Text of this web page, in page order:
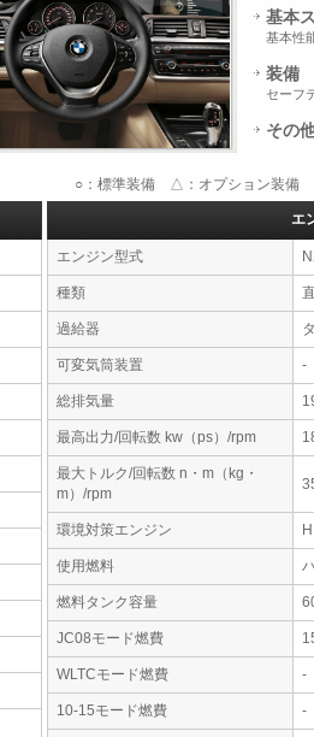
基本
基本性
装備
セーフ
その
○：標準装備 △：オプション装備 -
エ
エンジン型式
種類
過給器
可変気筒装置 -
総排気量
最高出力/回転数 kw（ps）/rpm
最大トルク/回転数 n・m（kg・
m）/rpm
環境対策エンジン
使用燃料
燃料タンク容量
JC08モード燃費
WLTCモード燃費 -
10-15モード燃費 -